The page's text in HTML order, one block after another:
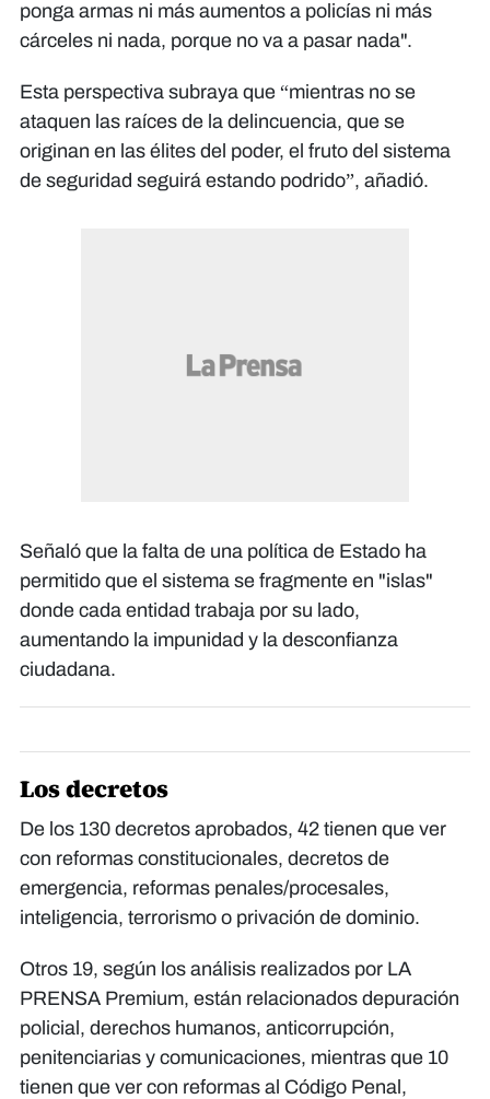
ponga armas ni más aumentos a policías ni más
cárceles ni nada, porque no va a pasar nada".
Esta perspectiva subraya que “mientras no se
ataquen las raíces de la delincuencia, que se
originan en las élites del poder, el fruto del sistema
de seguridad seguirá estando podrido”, añadió.
Señaló que la falta de una política de Estado ha
permitido que el sistema se fragmente en "islas"
donde cada entidad trabaja por su lado,
aumentando la impunidad y la desconfianza
ciudadana.
Los decretos
De los 130 decretos aprobados, 42 tienen que ver
con reformas constitucionales, decretos de
emergencia, reformas penales/procesales,
inteligencia, terrorismo o privación de dominio.
Otros 19, según los análisis realizados por LA
PRENSA Premium, están relacionados depuración
policial, derechos humanos, anticorrupción,
penitenciarias y comunicaciones, mientras que 10
tienen que ver con reformas al Código Penal,